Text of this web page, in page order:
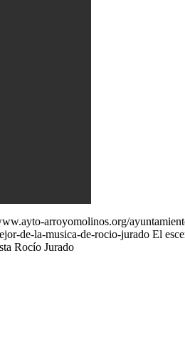
arroyomolinos.org/
de-la-musica-de-rocio-jurado El
Rocío Jurado